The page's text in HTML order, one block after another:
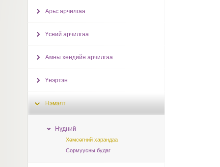
Арьс арчилгаа
Үсний арчилгаа
Амны хөндийн арчилгаа
Үнэртэн
Нэмэлт
Нүдний
Хөмсөгний харандаа
Сормуусны будаг